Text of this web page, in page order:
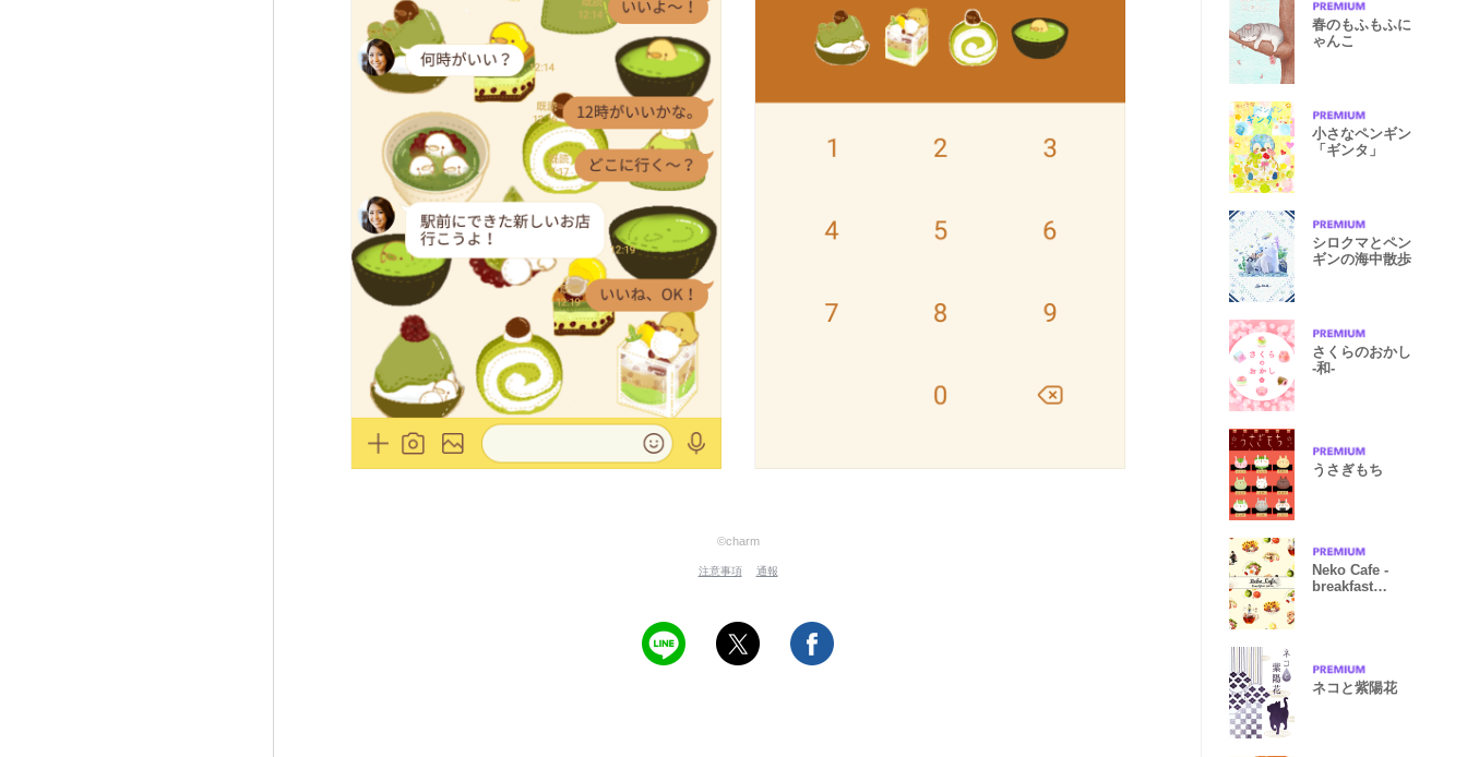
©charm
注意事項 通報
春のもふもふに
ゃんこ
小さなペンギン
「ギンタ」
シロクマとペン
ギンの海中散歩
さくらのおかし
-和-
うさぎもち
Neko Cafe -
breakfast
ネコと紫陽花